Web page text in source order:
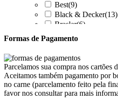
Best(9)
Black & Decker(13)
Braslar(6)
Britânia
Cairu(7)
Canaã Moveis (0)
Canaã Móveis(2)
Carioca Móveis(8)
Formas de Pagamento
Parcelamos sua compra nos cartões
Aceitamos também pagamento por
no carne (parcelamento feito pela
favor nos consultar para mais